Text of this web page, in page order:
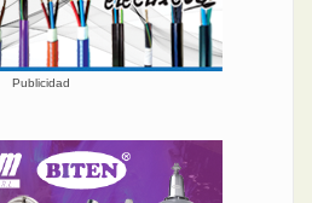
Publicidad